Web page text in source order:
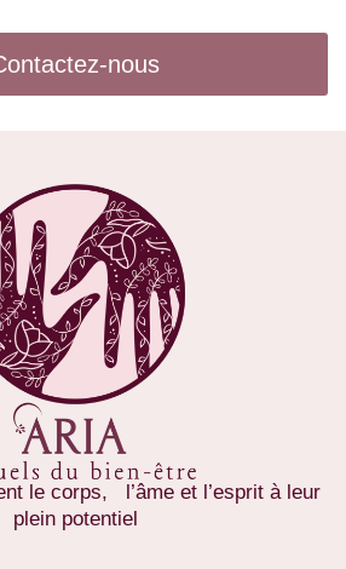
nous
le corps, l’âme et l’esprit à leur
plein potentiel